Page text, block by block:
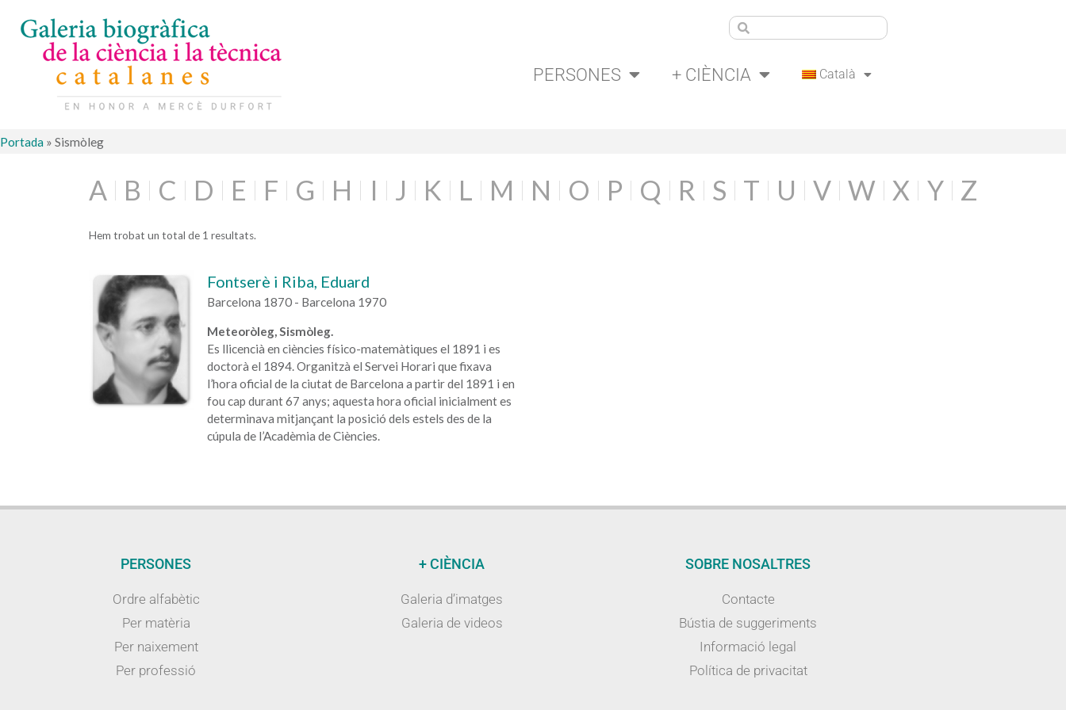
PERSONES + CIÈNCIA Català
Portada » Sismòleg
A B C D E F G H I J K L M N O P Q R S T U V W X Y Z
Hem trobat un total de 1 resultats.
Fontserè i Riba, Eduard
Barcelona 1870 - Barcelona 1970
Meteoròleg, Sismòleg.
Es llicencià en ciències físico-matemàtiques el 1891 i es
doctorà el 1894. Organitzà el Servei Horari que fixava
l’hora oficial de la ciutat de Barcelona a partir del 1891 i en
fou cap durant 67 anys; aquesta hora oficial inicialment es
determinava mitjançant la posició dels estels des de la
cúpula de l’Acadèmia de Ciències.
PERSONES
Ordre alfabètic
Per matèria
Per naixement
Per professió
+ CIÈNCIA
Galeria d’imatges
Galeria de videos
SOBRE NOSALTRES
Contacte
Bústia de suggeriments
Informació legal
Política de privacitat